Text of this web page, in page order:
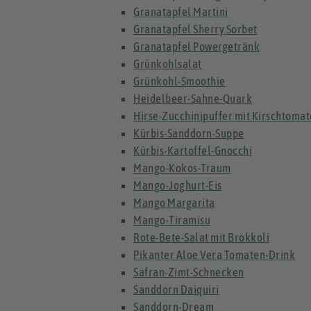
Granatapfel Martini
Granatapfel Sherry Sorbet
Granatapfel Powergetränk
Grünkohlsalat
Grünkohl-Smoothie
Heidelbeer-Sahne-Quark
Hirse-Zucchinipuffer mit
Kürbis-Sanddorn-Suppe
Kürbis-Kartoffel-Gnocchi
Mango-Kokos-Traum
Mango-Joghurt-Eis
Mango Margarita
Mango-Tiramisu
Rote-Bete-Salat mit Brokkoli
Pikanter Aloe Vera Tomaten-Drink
Safran-Zimt-Schnecken
Sanddorn Daiquiri
Sanddorn-Dream